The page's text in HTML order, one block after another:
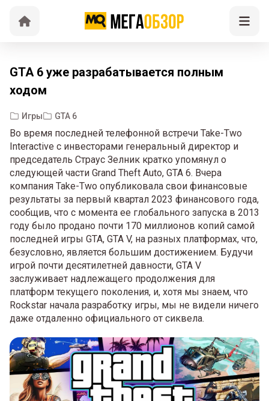
GTA 6 уже разрабатывается полным
ходом
Игры GTA 6
Во время последней телефонной встречи Take-Two
Interactive с инвесторами генеральный директор и
председатель Страус Зелник кратко упомянул о
следующей части Grand Theft Auto, GTA 6. Вчера
компания Take-Two опубликовала свои финансовые
результаты за первый квартал 2023 финансового года,
сообщив, что с момента ее глобального запуска в 2013
году было продано почти 170 миллионов копий самой
последней игры GTA, GTA V, на разных платформах, что,
безусловно, является большим достижением. Будучи
игрой почти десятилетней давности, GTA V
заслуживает надлежащего продолжения для
платформ текущего поколения, и, хотя мы знаем, что
Rockstar начала разработку игры, мы не видели ничего
даже отдаленно официального от сиквела.